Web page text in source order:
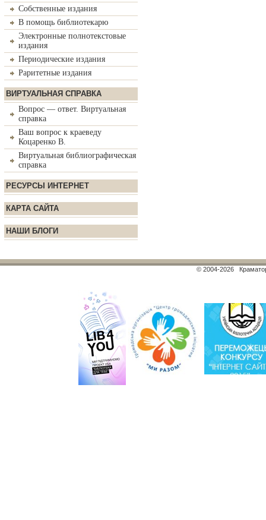
Собственные издания
В помощь библиотекарю
Электронные полнотекстовые
издания
Периодические издания
Раритетные издания
ВИРТУАЛЬНАЯ СПРАВКА
Вопрос — ответ. Виртуальная
справка
Ваш вопрос к краеведу
Коцаренко В.
Виртуальная библиографическая
справка
РЕСУРСЫ ИНТЕРНЕТ
КАРТА САЙТА
НАШИ БЛОГИ
© 2004-2026